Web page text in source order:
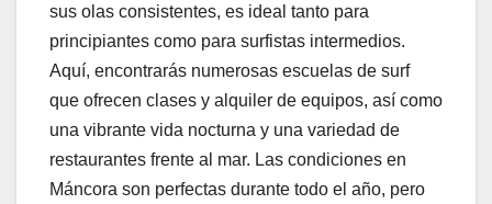
sus olas consistentes, es ideal tanto para
principiantes como para surfistas intermedios.
Aquí, encontrarás numerosas escuelas de surf
que ofrecen clases y alquiler de equipos, así como
una vibrante vida nocturna y una variedad de
restaurantes frente al mar. Las condiciones en
Máncora son perfectas durante todo el año, pero